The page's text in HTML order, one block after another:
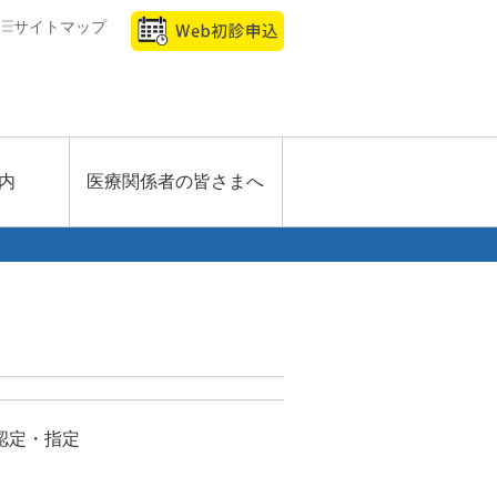
サイトマップ
医療関係者の皆さまへ
定・指定